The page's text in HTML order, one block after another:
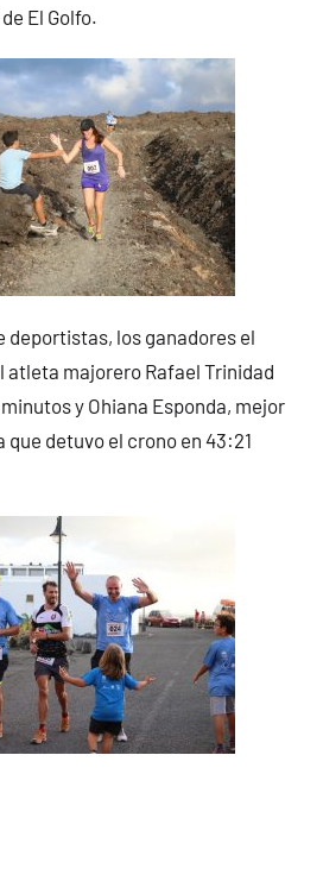
El Golfo.
deportistas, los ganadores el
atleta majorero Rafael Trinidad
y Ohiana Esponda, mejor
detuvo el crono en 43:21